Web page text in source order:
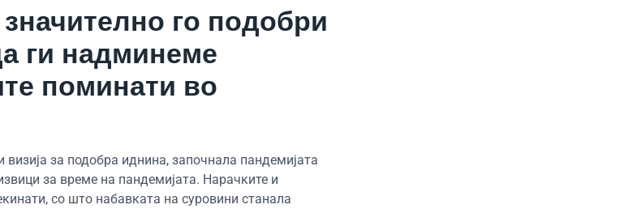
го подобри
ги надминеме
поминати во
за подобра иднина, започнала пандемијата
за време на пандемијата. Нарачките и
со што набавката на суровини станала